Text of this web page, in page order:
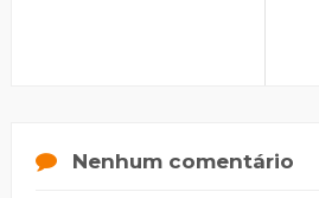
Nenhum comentário